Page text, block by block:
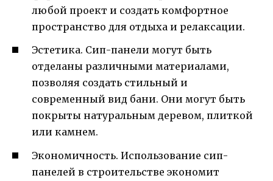
любой проект и создать комфортное
пространство для отдыха и релаксации.
Эстетика. Сип-панели могут быть
отделаны различными материалами,
позволяя создать стильный и
современный вид бани. Они могут быть
покрыты натуральным деревом, плиткой
или камнем.
Экономичность. Использование сип-
панелей в строительстве экономит